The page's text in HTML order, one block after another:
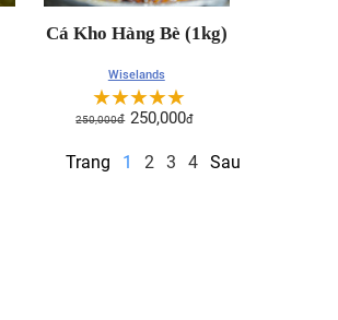
Cá Kho Hàng Bè (1kg)
Wiselands
☆☆☆☆☆
250,000đ 250,000đ
Trang 1 2 3 4 Sau